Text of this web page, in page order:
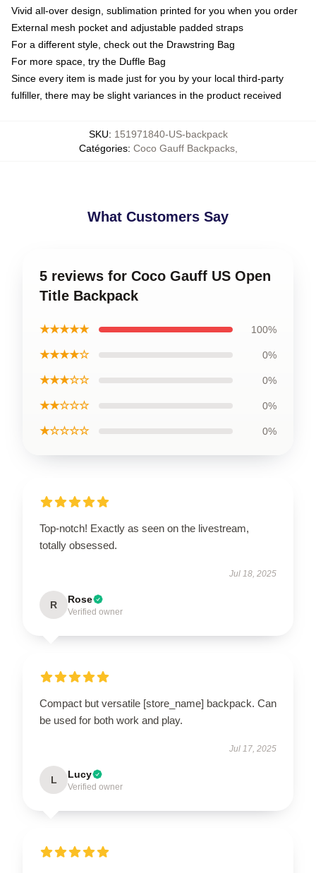
Vivid all-over design, sublimation printed for you when you order
External mesh pocket and adjustable padded straps
For a different style, check out the Drawstring Bag
For more space, try the Duffle Bag
Since every item is made just for you by your local third-party
fulfiller, there may be slight variances in the product received
SKU: 151971840-US-backpack
Catégories: Coco Gauff Backpacks,
What Customers Say
5 reviews for Coco Gauff US Open
Title Backpack
★★★★★ 100%
★★★★☆ 0%
★★★☆☆ 0%
★★☆☆☆ 0%
★☆☆☆☆ 0%
Top-notch! Exactly as seen on the livestream,
totally obsessed.
Jul 18, 2025
R Rose
Verified owner
Compact but versatile [store_name] backpack. Can
be used for both work and play.
Jul 17, 2025
L Lucy
Verified owner